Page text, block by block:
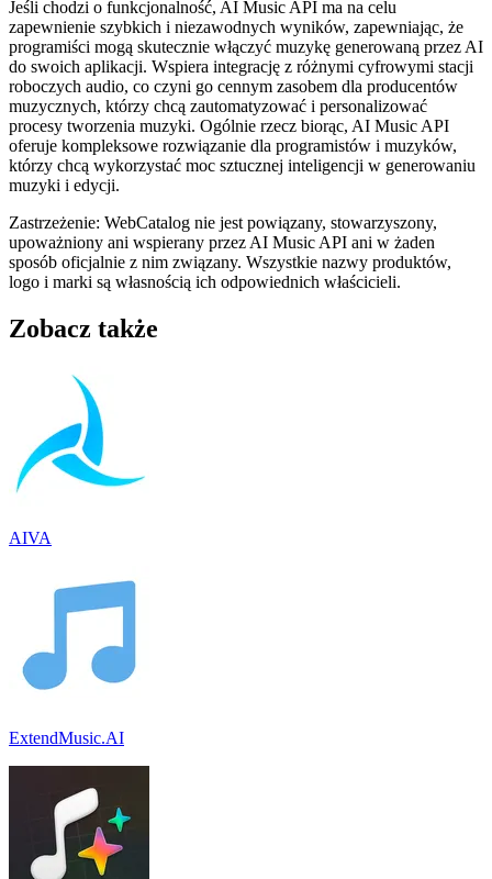
Jeśli chodzi o funkcjonalność, AI Music API ma na celu
zapewnienie szybkich i niezawodnych wyników, zapewniając, że
programiści mogą skutecznie włączyć muzykę generowaną przez AI
do swoich aplikacji. Wspiera integrację z różnymi cyfrowymi stacji
roboczych audio, co czyni go cennym zasobem dla producentów
muzycznych, którzy chcą zautomatyzować i personalizować
procesy tworzenia muzyki. Ogólnie rzecz biorąc, AI Music API
oferuje kompleksowe rozwiązanie dla programistów i muzyków,
którzy chcą wykorzystać moc sztucznej inteligencji w generowaniu
muzyki i edycji.
Zastrzeżenie: WebCatalog nie jest powiązany, stowarzyszony,
upoważniony ani wspierany przez AI Music API ani w żaden
sposób oficjalnie z nim związany. Wszystkie nazwy produktów,
logo i marki są własnością ich odpowiednich właścicieli.
Zobacz także
AIVA
ExtendMusic.AI